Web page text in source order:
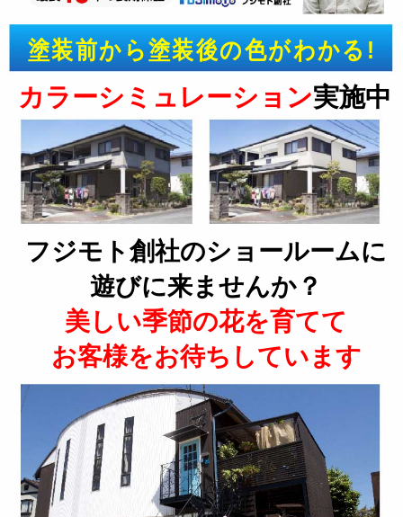
塗装前から塗装後の色がわかる!
カラーシミュレーション実施中
フジモト創社のショールームに
遊びに来ませんか？
美しい季節の花を育てて
お客様をお待ちしています